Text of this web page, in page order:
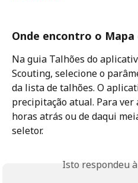
Onde encontro o
Na guia Talhões do
Scouting, selecione o
da lista de talhões. O
precipitação atual. Para ver
horas atrás ou de daqui
seletor.
Isto respondeu